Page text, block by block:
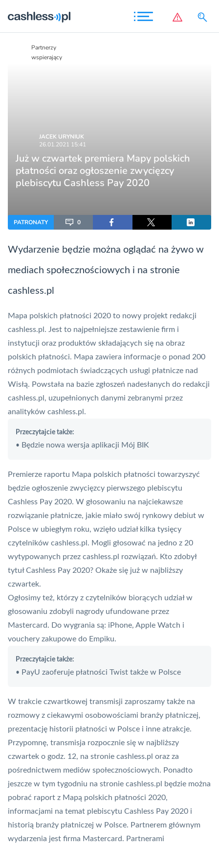
Partnerzy
wspierający
JACEK URYNIUK
26.01.2021 15:41
Już w czwartek premiera Mapy polskich
płatności oraz ogłoszenie zwycięzcy
plebiscytu Cashless Pay 2020
PATRONATY 0
Wydarzenie będzie można oglądać na żywo w
mediach społecznościowych i na stronie
cashless.pl
Mapa polskich płatności 2020 to nowy projekt redakcji
cashless.pl. Jest to najpełniejsze zestawienie firm i
instytucji oraz produktów składających się na obraz
polskich płatności. Mapa zawiera informacje o ponad 200
różnych podmiotach świadczących usługi płatnicze nad
Wisłą. Powstała na bazie zgłoszeń nadesłanych do redakcji
cashless.pl, uzupełnionych danymi zebranymi przez
analityków cashless.pl.
Przeczytajcie także:
• Będzie nowa wersja aplikacji Mój BIK
Premierze raportu Mapa polskich płatności towarzyszyć
będzie ogłoszenie zwycięzcy pierwszego plebiscytu
Cashless Pay 2020. W głosowaniu na najciekawsze
rozwiązanie płatnicze, jakie miało swój rynkowy debiut w
Polsce w ubiegłym roku, wzięło udział kilka tysięcy
czytelników cashless.pl. Mogli głosować na jedno z 20
wytypowanych przez cashless.pl rozwiązań. Kto zdobył
tytuł Cashless Pay 2020? Okaże się już w najbliższy
czwartek.
Ogłosimy też, którzy z czytelników biorących udział w
głosowaniu zdobyli nagrody ufundowane przez
Mastercard. Do wygrania są: iPhone, Apple Watch i
vouchery zakupowe do Empiku.
Przeczytajcie także:
• PayU zaoferuje płatności Twist także w Polsce
W trakcie czwartkowej transmisji zaproszamy także na
rozmowy z ciekawymi osobowościami branży płatniczej,
prezentację historii płatności w Polsce i inne atrakcje.
Przypomnę, transmisja rozpocznie się w najbliższy
czwartek o godz. 12, na stronie cashless.pl oraz za
pośrednictwem mediów społecznościowych. Ponadto
jeszcze w tym tygodniu na stronie cashless.pl będzie można
pobrać raport z Mapą polskich płatności 2020,
informacjami na temat plebiscytu Cashless Pay 2020 i
historią branży płatniczej w Polsce. Partnerem głównym
wydarzenia jest firma Mastercard. Partnerami